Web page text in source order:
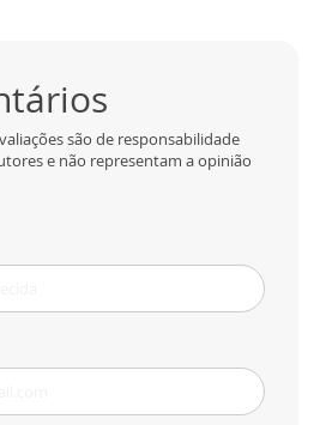
são de responsabilidade
e não representam a opinião